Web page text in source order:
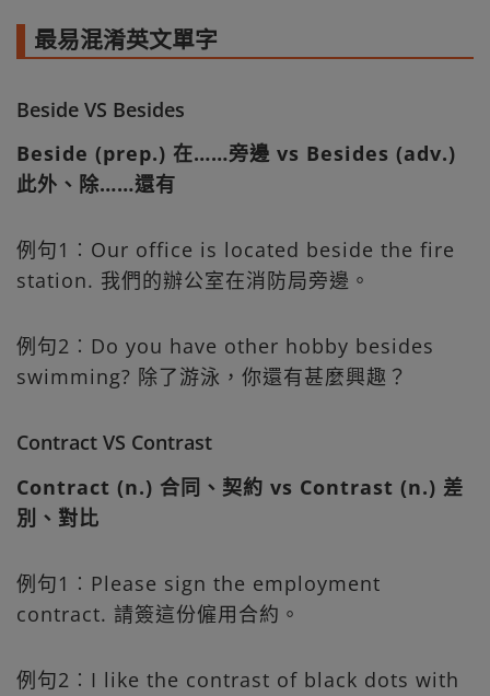
最易混淆英文單字
Beside VS Besides
Beside (prep.) 在……旁邊 vs Besides (adv.)
此外、除……還有
例句1︰Our office is located beside the fire
station. 我們的辦公室在消防局旁邊。
例句2︰Do you have other hobby besides
swimming? 除了游泳，你還有甚麼興趣？
Contract VS Contrast
Contract (n.) 合同、契約 vs Contrast (n.) 差
別、對比
例句1︰Please sign the employment
contract. 請簽這份僱用合約。
例句2︰I like the contrast of black dots with